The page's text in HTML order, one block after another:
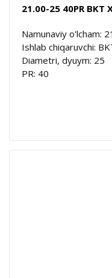
21.00-25 40PR BKT
Namunaviy o'lcham:
Ishlab chiqaruvchi:
Diametri, dyuym: 25
PR: 40